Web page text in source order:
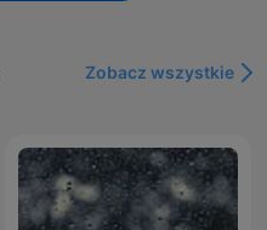
Zobacz wszystkie